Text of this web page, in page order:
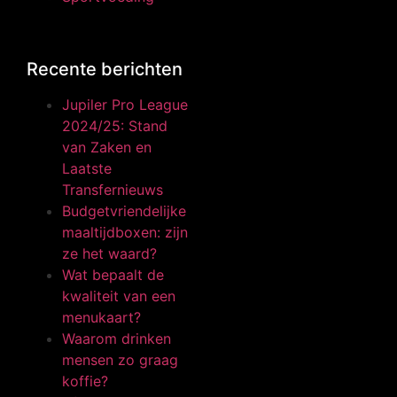
Recente berichten
Jupiler Pro League
2024/25: Stand
van Zaken en
Laatste
Transfernieuws
Budgetvriendelijke
maaltijdboxen: zijn
ze het waard?
Wat bepaalt de
kwaliteit van een
menukaart?
Waarom drinken
mensen zo graag
koffie?